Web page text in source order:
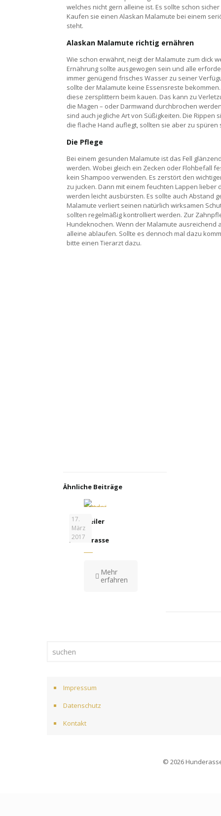
welches nicht gern alleine ist. Es sollte schon
Kaufen sie einen Alaskan Malamute bei einem
steht.
Alaskan Malamute richtig ernähren
Wie schon erwähnt, neigt der Malamute zum dick
Ernährung sollte ausgewogen sein und alle
immer genügend frisches Wasser zu seiner
sollte der Malamute keine Essensreste
diese zersplittern beim kauen. Das kann zu
die Magen – oder Darmwand durchbrochen
sind auch jegliche Art von Süßigkeiten. Die
die flache Hand auflegt, sollten sie aber zu spüren
Die Pflege
Bei einem gesunden Malamute ist das Fell
werden. Wobei gleich ein Zecken oder Flohbefall
kein Shampoo verwenden. Es zerstört den
zu jucken. Dann mit einem feuchten Lappen
werden leicht ausbürsten. Es sollte auch Abstand
Malamute verliert seinen natürlich wirksamen
sollten regelmäßig kontrolliert werden. Zur
Hundeknochen. Wenn der Malamute
alleine ablaufen. Sollte es dennoch mal dazu
bitte einen Tierarzt dazu.
Ähnliche Beiträge
17.
März
2017
Rottweiler
–
Hunderasse
Mehr
erfahren
Impressum
Datenschutz
Kontakt
© 2026